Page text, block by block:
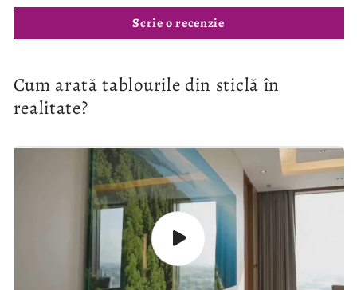
Scrie o recenzie
Cum arată tablourile din sticlă în
realitate?